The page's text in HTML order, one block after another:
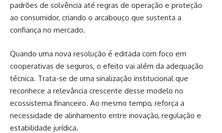
padrões de solvência até regras de operação e proteção
ao consumidor, criando o arcabouço que sustenta a
confiança no mercado.
Quando uma nova resolução é editada com foco em
cooperativas de seguros, o efeito vai além da adequação
técnica. Trata-se de uma sinalização institucional que
reconhece a relevância crescente desse modelo no
ecossistema financeiro. Ao mesmo tempo, reforça a
necessidade de alinhamento entre inovação, regulação e
estabilidade jurídica.